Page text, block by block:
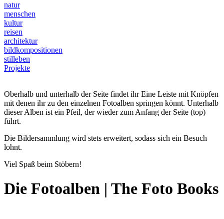
natur
menschen
kultur
reisen
architektur
bildkompositionen
stilleben
Projekte
Oberhalb und unterhalb der Seite findet ihr Eine Leiste mit Knöpfen
mit denen ihr zu den einzelnen Fotoalben springen könnt. Unterhalb
dieser Alben ist ein Pfeil, der wieder zum Anfang der Seite (top)
führt.
Die Bildersammlung wird stets erweitert, sodass sich ein Besuch
lohnt.
Viel Spaß beim Stöbern!
Die Fotoalben | The Foto Books